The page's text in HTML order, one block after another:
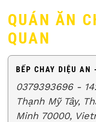
QUÁN ĂN
QUAN
BẾP CHAY DIỆU
0379393696 -
Thạnh Mỹ Tây,
Minh 70000,